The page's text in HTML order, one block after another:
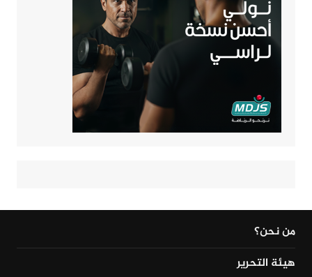
من نحن؟
هيئة التحرير